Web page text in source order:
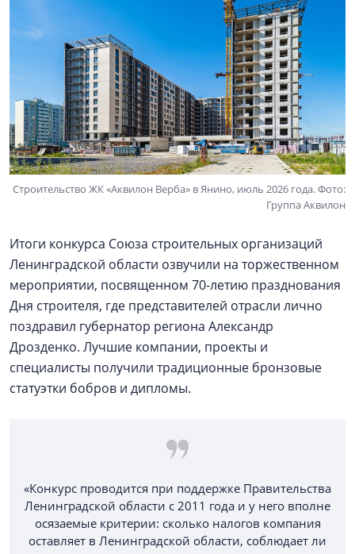
Строительство ЖК «Аквилон Верба» в Янино, июль 2026 года. Фото:
Группа Аквилон
Итоги конкурса Союза строительных организаций
Ленинградской области озвучили на торжественном
мероприятии, посвященном 70-летию празднования
Дня строителя, где представителей отрасли лично
поздравил губернатор региона Александр
Дрозденко. Лучшие компании, проекты и
специалисты получили традиционные бронзовые
статуэтки бобров и дипломы.
«Конкурс проводится при поддержке Правительства
Ленинградской области с 2011 года и у него вполне
осязаемые критерии: сколько налогов компания
оставляет в Ленинградской области, соблюдает ли